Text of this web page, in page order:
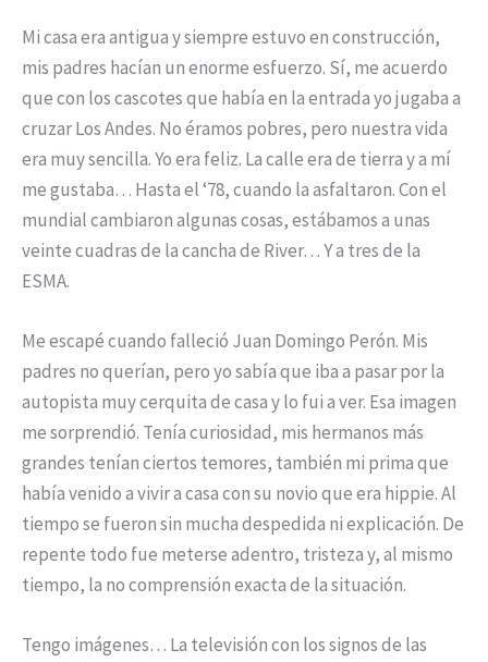
Mi casa era antigua y siempre estuvo en construcción,
mis padres hacían un enorme esfuerzo. Sí, me acuerdo
que con los cascotes que había en la entrada yo jugaba a
cruzar Los Andes. No éramos pobres, pero nuestra vida
era muy sencilla. Yo era feliz. La calle era de tierra y a mí
me gustaba… Hasta el ‘78, cuando la asfaltaron. Con el
mundial cambiaron algunas cosas, estábamos a unas
veinte cuadras de la cancha de River… Y a tres de la
ESMA.
Me escapé cuando falleció Juan Domingo Perón. Mis
padres no querían, pero yo sabía que iba a pasar por la
autopista muy cerquita de casa y lo fui a ver. Esa imagen
me sorprendió. Tenía curiosidad, mis hermanos más
grandes tenían ciertos temores, también mi prima que
había venido a vivir a casa con su novio que era hippie. Al
tiempo se fueron sin mucha despedida ni explicación. De
repente todo fue meterse adentro, tristeza y, al mismo
tiempo, la no comprensión exacta de la situación.
Tengo imágenes… La televisión con los signos de las